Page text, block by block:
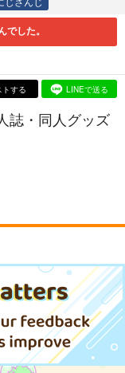
した。
トする LINEで送る
誌・同人グッズ